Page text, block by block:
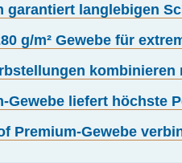
garantiert langlebigen
g/m² Gewebe für
Gewebe liefert höchste
Premium-Gewebe